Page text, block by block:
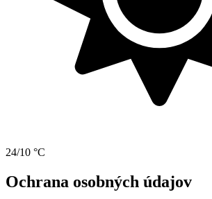
24/10 °C
Ochrana osobných údajov